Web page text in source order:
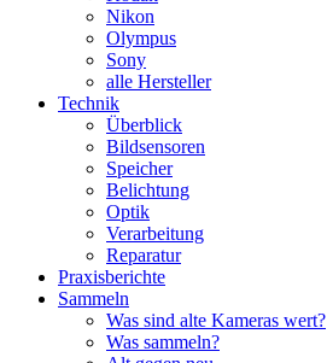
Nikon
Olympus
Sony
alle Hersteller
Technik
Überblick
Bildsensoren
Speicher
Belichtung
Optik
Verarbeitung
Reparatur
Praxisberichte
Sammeln
Was sind alte Kameras wert?
Was sammeln?